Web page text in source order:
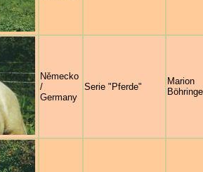
Německo
/
Germany
Serie "Pferde"
Marion